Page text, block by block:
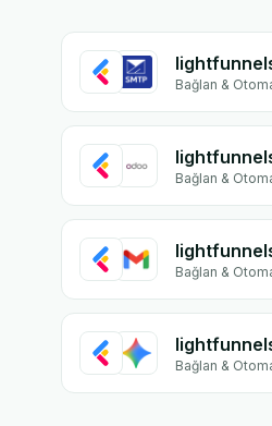
Bağlan &
Bağlan &
Bağlan &
Bağlan &